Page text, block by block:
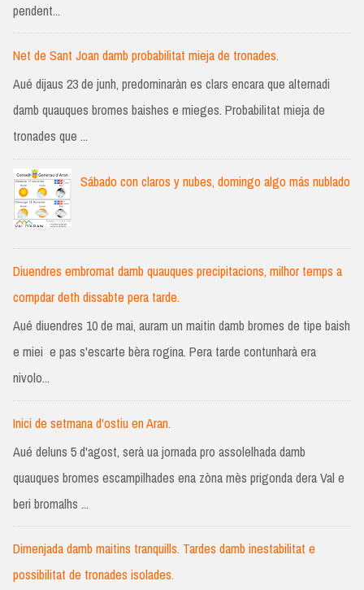
pendent...
Net de Sant Joan damb probabilitat mieja de tronades.
Aué dijaus 23 de junh, predominaràn es clars encara que alternadi
damb quauques bromes baishes e mieges. Probabilitat mieja de
tronades que ...
Sábado con claros y nubes, domingo algo más nublado
Diuendres embromat damb quauques precipitacions, milhor temps a
compdar deth dissabte pera tarde.
Aué diuendres 10 de mai, auram un maitin damb bromes de tipe baish
e miei e pas s'escarte bèra rogina. Pera tarde contunharà era
nivolo...
Inici de setmana d'ostiu en Aran.
Aué deluns 5 d'agost, serà ua jornada pro assolelhada damb
quauques bromes escampilhades ena zòna mès prigonda dera Val e
beri bromalhs ...
Dimenjada damb maitins tranquills. Tardes damb inestabilitat e
possibilitat de tronades isolades.